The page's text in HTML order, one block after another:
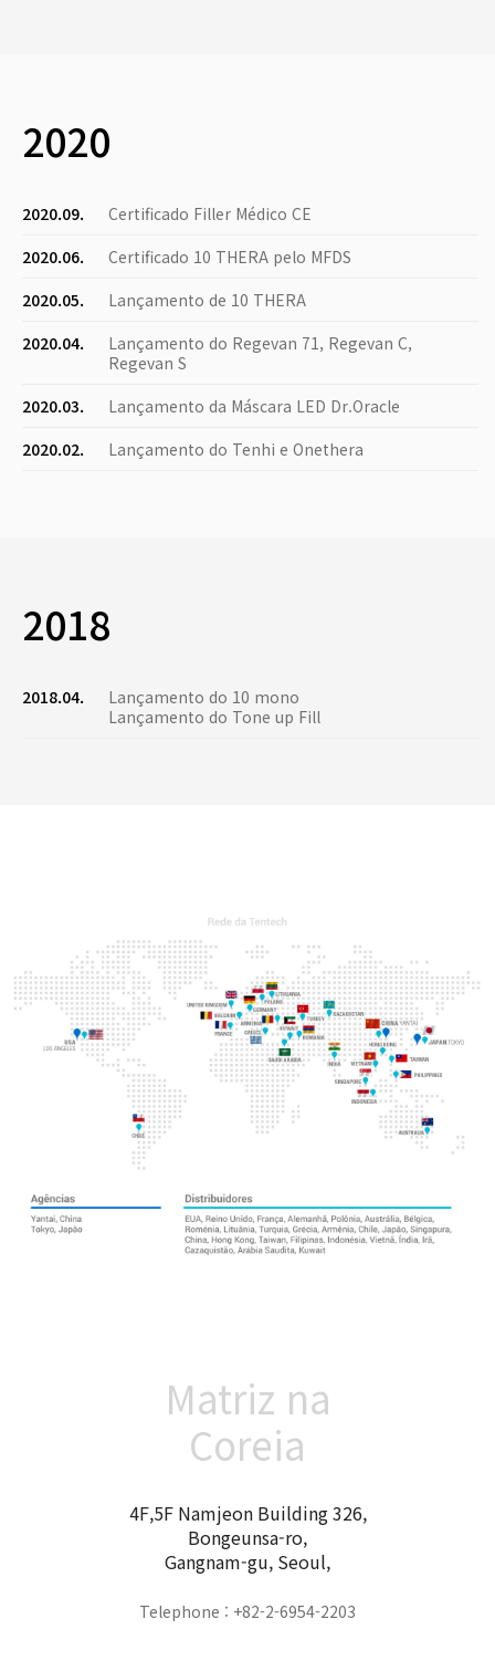
2020
2020.09.
Certificado Filler Médico CE
2020.06.
Certificado 10 THERA pelo MFDS
2020.05.
Lançamento de 10 THERA
2020.04.
Lançamento do Regevan 71, Regevan C,
Regevan S
2020.03.
Lançamento da Máscara LED Dr.Oracle
2020.02.
Lançamento do Tenhi e Onethera
2018
2018.04.
Lançamento do 10 mono
Lançamento do Tone up Fill
Matriz na
Coreia
4F,5F Namjeon Building 326,
Bongeunsa-ro,
Gangnam-gu, Seoul,
Telephone : +82-2-6954-2203